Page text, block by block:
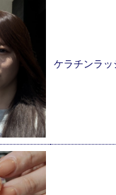
ケラチンラッ